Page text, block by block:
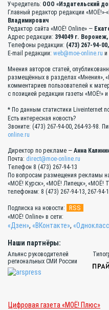
Учредитель: ООО «Издательский
Главный редактор редакции
Владимирович
Редактор сайта «МОЁ! Online» —
Адрес редакции: 394049 г.
Телефоны редакции: (473) 267-94-
E-mail редакции: web@moe-online.ru и
Мнения авторов статей,
размещённых в разделах «Мнения»,
комментариев пользователей к
с позицией редакции газеты «МОЁ!»
* По данным статистики Liveinternet
Есть интересная новость?
Звоните: (473) 267-94-00, 264-93-98.
online.ru
Директор по рекламе — Анна
Почта: direct@moe-online.ru
Телефон 8 (473) 267-94-13
По вопросам размещения рекламы
«МОЁ! Курск», «МОЁ! Липецк», «МОЁ!
телефонам: 8 (473) 267-94-13, 267-94-
Подписка на новости: RSS
«МОЁ! Online» в сети:
«Дзен», «ВКонтакте»,
Наши партнёры:
Альянс руководителей
региональных СМИ России
Цифровая газета «МОЁ! Плюс»